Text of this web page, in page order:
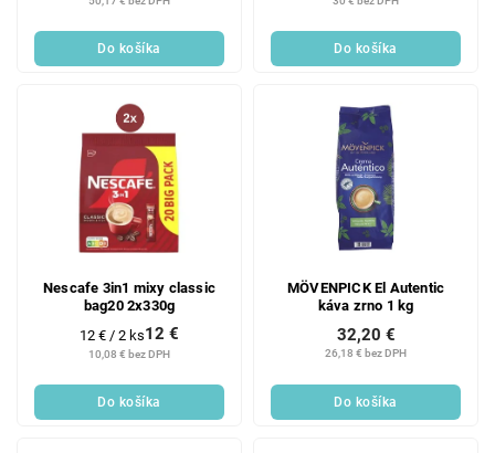
Do košíka Do košíka
Nescafe 3in1 mixy classic
bag20 2x330g
10,08 € bez DPH
12 €
Jednotková
cena:
12 € / 2 ks
Do košíka
MÖVENPICK El Autentic
káva zrno 1 kg
26,18 € bez DPH
32,20 €
Do košíka